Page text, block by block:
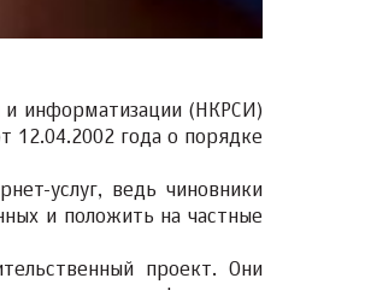
и информатизации (НКРСИ)
12.04.2002 года о порядке
услуг, ведь чиновники
и положить на частные
проект. Они